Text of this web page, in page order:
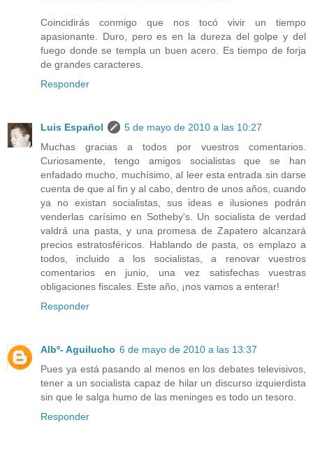
Coincidirás conmigo que nos tocó vivir un tiempo
apasionante. Duro, pero es en la dureza del golpe y del
fuego donde se templa un buen acero. Es tiempo de forja
de grandes caracteres.
Responder
Luis Español
5 de mayo de 2010 a las 10:27
Muchas gracias a todos por vuestros comentarios.
Curiosamente, tengo amigos socialistas que se han
enfadado mucho, muchísimo, al leer esta entrada sin darse
cuenta de que al fin y al cabo, dentro de unos años, cuando
ya no existan socialistas, sus ideas e ilusiones podrán
venderlas carísimo en Sotheby's. Un socialista de verdad
valdrá una pasta, y una promesa de Zapatero alcanzará
precios estratosféricos. Hablando de pasta, os emplazo a
todos, incluido a los socialistas, a renovar vuestros
comentarios en junio, una vez satisfechas vuestras
obligaciones fiscales. Este año, ¡nos vamos a enterar!
Responder
Albº- Aguilucho 6 de mayo de 2010 a las 13:37
Pues ya está pasando al menos en los debates televisivos,
tener a un socialista capaz de hilar un discurso izquierdista
sin que le salga humo de las meninges es todo un tesoro.
Responder